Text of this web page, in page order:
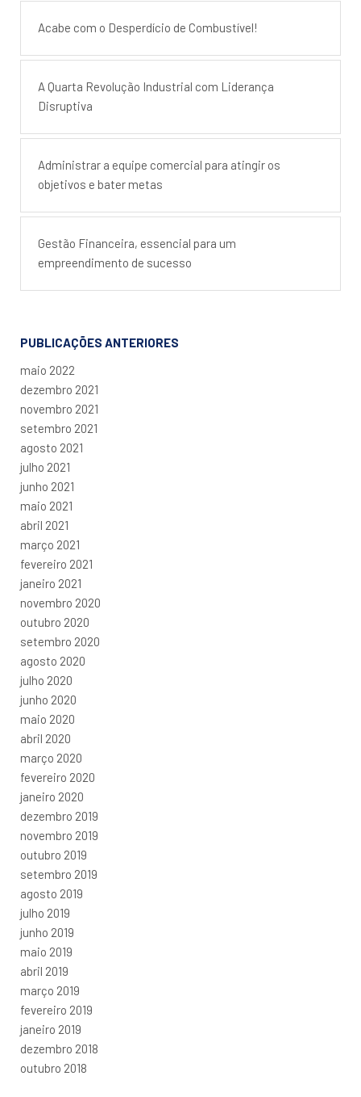
Acabe com o Desperdício de Combustível!
A Quarta Revolução Industrial com Liderança
Disruptiva
Administrar a equipe comercial para atingir os
objetivos e bater metas
Gestão Financeira, essencial para um
empreendimento de sucesso
PUBLICAÇÕES ANTERIORES
maio 2022
dezembro 2021
novembro 2021
setembro 2021
agosto 2021
julho 2021
junho 2021
maio 2021
abril 2021
março 2021
fevereiro 2021
janeiro 2021
novembro 2020
outubro 2020
setembro 2020
agosto 2020
julho 2020
junho 2020
maio 2020
abril 2020
março 2020
fevereiro 2020
janeiro 2020
dezembro 2019
novembro 2019
outubro 2019
setembro 2019
agosto 2019
julho 2019
junho 2019
maio 2019
abril 2019
março 2019
fevereiro 2019
janeiro 2019
dezembro 2018
outubro 2018